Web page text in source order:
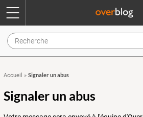
Accueil » Signaler un abus
Signaler un abus